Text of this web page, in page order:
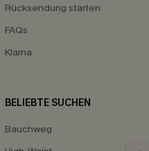
Rücksendung starten
FAQs
Klarna
BELIEBTE SUCHEN
Bauchweg